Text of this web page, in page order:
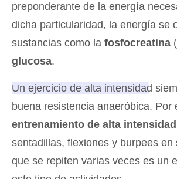
preponderante de la energía
dicha particularidad, la energía se
sustancias como la fosfocreatina
glucosa.
Un ejercicio de alta intensidad
buena resistencia anaeróbica. Por
entrenamiento de alta intensidad
sentadillas, flexiones y burpees en
que se repiten varias veces es un